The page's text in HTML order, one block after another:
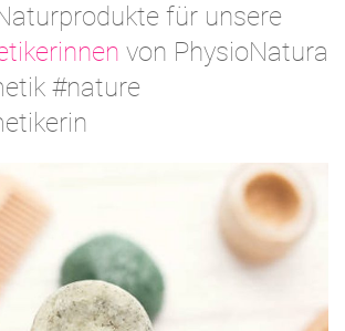
für unsere
von PhysioNatura
#nature